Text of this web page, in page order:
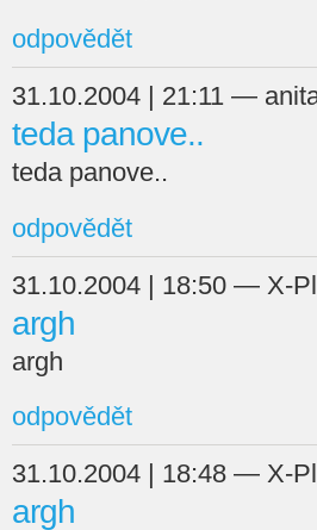
odpovědět
31.10.2004 | 21:11 —
teda panove..
teda panove..
odpovědět
31.10.2004 | 18:50 — X-
argh
argh
odpovědět
31.10.2004 | 18:48 — X-
argh